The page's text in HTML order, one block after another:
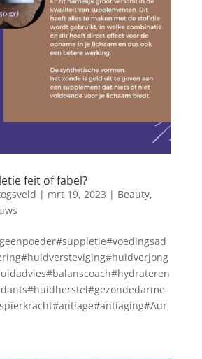
feit of fabel?
| mrt 19, 2023 | Beauty,